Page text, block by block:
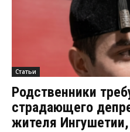
Статьи
Родственники
страдающего
жителя